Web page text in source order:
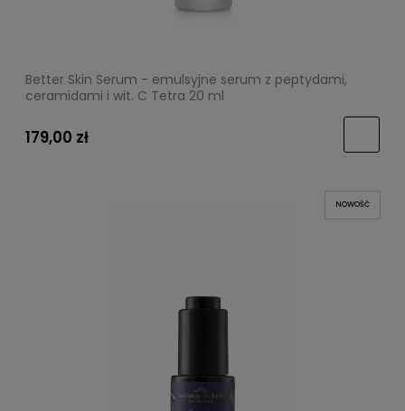
Better Skin Serum - emulsyjne serum z peptydami,
ceramidami i wit. C Tetra 20 ml
179,00 zł
NOWOŚĆ